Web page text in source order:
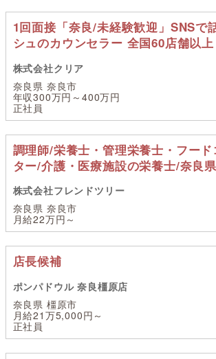
1回面接「奈良/未経験歓迎」SNSで
シュのカウンセラー 全国60店舗以
株式会社クリア
奈良県 奈良市
年収300万円～400万円
正社員
調理師/栄養士・管理栄養士・フー
ター/介護・医療施設の栄養士/奈良
株式会社フレンドツリー
奈良県 奈良市
月給22万円～
店長候補
ポンパドウル 奈良橿原店
奈良県 橿原市
月給21万5,000円～
正社員